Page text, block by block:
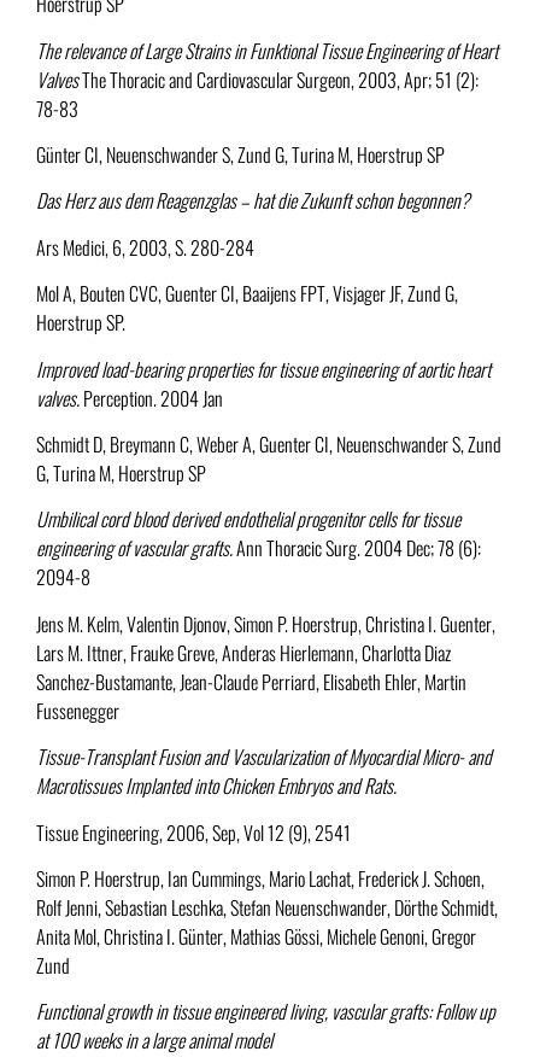
The relevance of Large Strains in Funktional Tissue Engineering of Heart
ValvesThe Thoracic and Cardiovascular Surgeon, 2003, Apr; 51 (2):
78-83
Günter CI, Neuenschwander S, Zund G, Turina M, Hoerstrup SP
Das Herz aus dem Reagenzglas – hat die Zukunft schon begonnen?
Ars Medici, 6, 2003, S. 280-284
Mol A, Bouten CVC, Guenter CI, Baaijens FPT, Visjager JF, Zund G,
Hoerstrup SP.
Improved load-bearing properties for tissue engineering of aortic heart
valves.Perception. 2004 Jan
Schmidt D, Breymann C, Weber A, Guenter CI, Neuenschwander S, Zund
G, Turina M, Hoerstrup SP
Umbilical cord blood derived endothelial progenitor cells for tissue
engineering of vascular grafts.Ann Thoracic Surg. 2004 Dec; 78 (6):
2094-8
Jens M. Kelm, Valentin Djonov, Simon P. Hoerstrup, Christina I. Guenter,
Lars M. Ittner, Frauke Greve, Anderas Hierlemann, Charlotta Diaz
Sanchez-Bustamante, Jean-Claude Perriard, Elisabeth Ehler, Martin
Fussenegger
Tissue-Transplant Fusion and Vascularization of Myocardial Micro- and
Macrotissues Implanted into Chicken Embryos and Rats.
Tissue Engineering, 2006, Sep, Vol 12 (9), 2541
Simon P. Hoerstrup, Ian Cummings, Mario Lachat, Frederick J. Schoen,
Rolf Jenni, Sebastian Leschka, Stefan Neuenschwander, Dörthe Schmidt,
Anita Mol, Christina I. Günter, Mathias Gössi, Michele Genoni, Gregor
Zund
Functional growth in tissue engineered living, vascular grafts: Follow up
at 100 weeks in a large animal model